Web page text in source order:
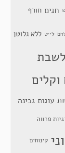
חגים חורף
לחם לייט ללא גלוטן
וקלים
עוגות גבינה
פרווה
קינוחים